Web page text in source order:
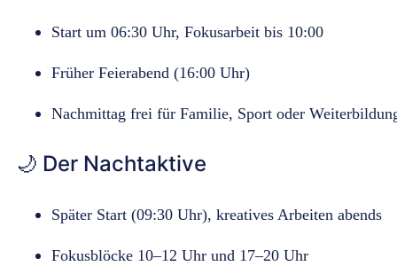
Start um 06:30 Uhr, Fokusarbeit bis 10:00
Früher Feierabend (16:00 Uhr)
Nachmittag frei für Familie, Sport oder
🌙 Der Nachtaktive
Später Start (09:30 Uhr), kreatives Arbeiten abends
Fokusblöcke 10–12 Uhr und 17–20 Uhr